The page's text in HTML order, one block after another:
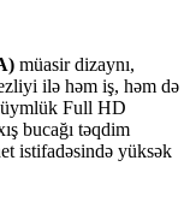
müasir dizaynı,
ilə həm iş, həm də
Full HD
bucağı təqdim
istifadəsində yüksək